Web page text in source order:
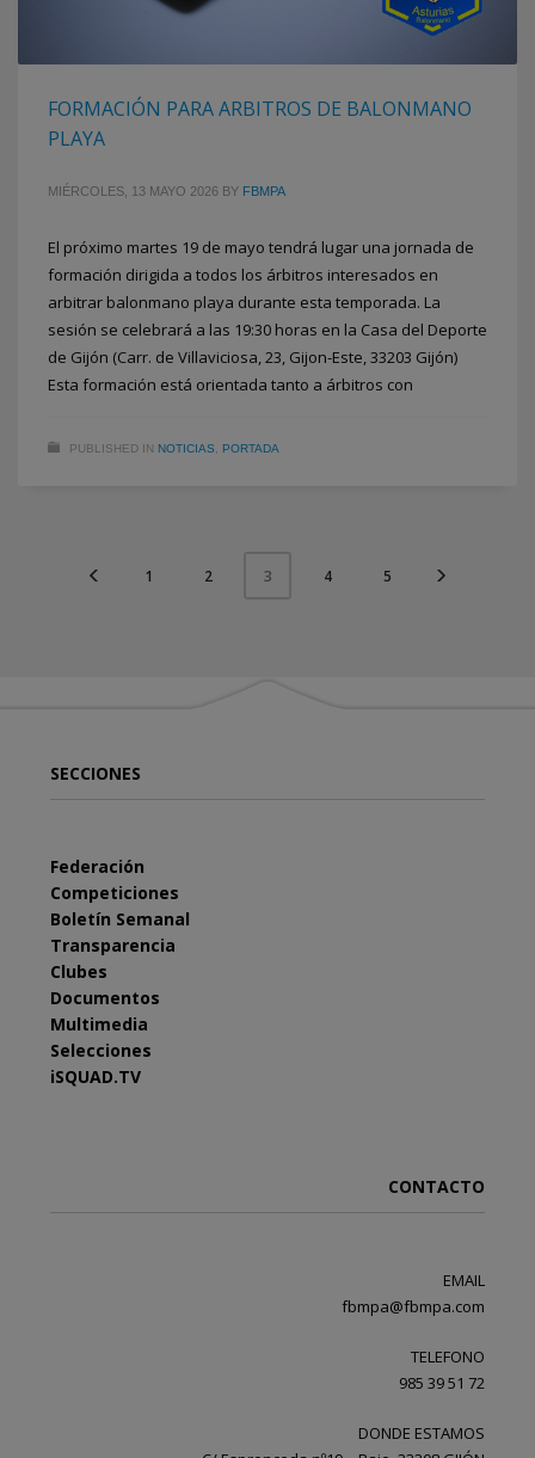
FORMACIÓN PARA ARBITROS DE BALONMANO
PLAYA
MIÉRCOLES, 13 MAYO 2026 BY FBMPA
El próximo martes 19 de mayo tendrá lugar una jornada de
formación dirigida a todos los árbitros interesados en
arbitrar balonmano playa durante esta temporada. La
sesión se celebrará a las 19:30 horas en la Casa del Deporte
de Gijón (Carr. de Villaviciosa, 23, Gijon-Este, 33203 Gijón)
Esta formación está orientada tanto a árbitros con
PUBLISHED IN NOTICIAS PORTADA
1 2 3 4 5
SECCIONES
Federación
Competiciones
Boletín Semanal
Transparencia
Clubes
Documentos
Multimedia
Selecciones
iSQUAD.TV
CONTACTO
EMAIL
fbmpa@fbmpa.com
TELEFONO
985 39 51 72
DONDE ESTAMOS